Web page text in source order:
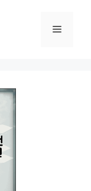
메